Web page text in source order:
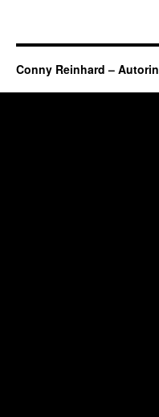
Conny Reinhard – Autorin